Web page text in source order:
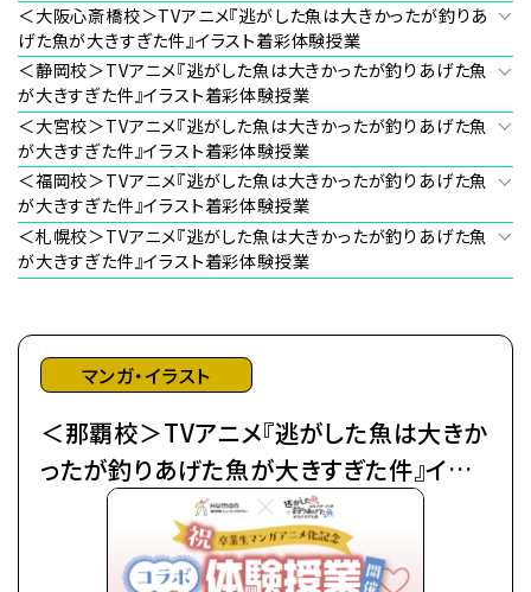
＜大阪心斎橋校＞TVアニメ『逃がした魚は大きかったが釣りあ
げた魚が大きすぎた件』イラスト着彩体験授業
＜静岡校＞TVアニメ『逃がした魚は大きかったが釣りあげた魚
が大きすぎた件』イラスト着彩体験授業
＜大宮校＞TVアニメ『逃がした魚は大きかったが釣りあげた魚
が大きすぎた件』イラスト着彩体験授業
＜福岡校＞TVアニメ『逃がした魚は大きかったが釣りあげた魚
が大きすぎた件』イラスト着彩体験授業
＜札幌校＞TVアニメ『逃がした魚は大きかったが釣りあげた魚
が大きすぎた件』イラスト着彩体験授業
マンガ・イラスト
＜那覇校＞TVアニメ『逃がした魚は大きか
ったが釣りあげた魚が大きすぎた件』イラ
スト着彩体験授業